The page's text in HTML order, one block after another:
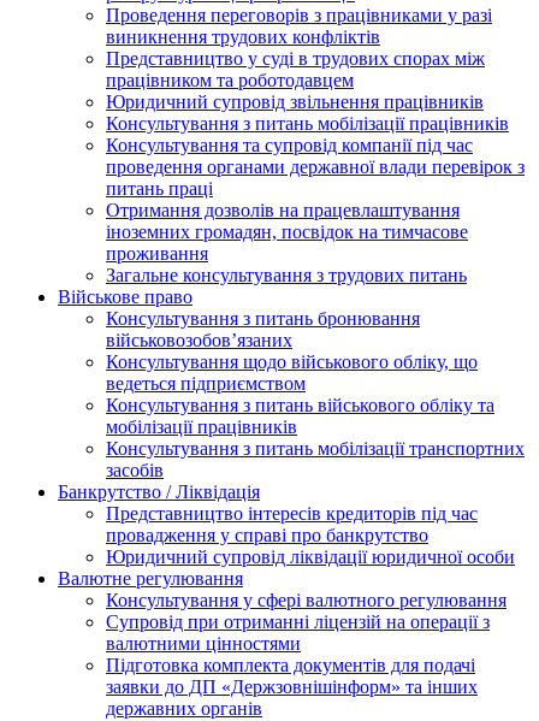
Проведення переговорів з працівниками у разі
виникнення трудових конфліктів
Представництво у суді в трудових спорах між
працівником та роботодавцем
Юридичний супровід звільнення працівників
Консультування з питань мобілізації працівників
Консультування та супровід компанії під час
проведення органами державної влади перевірок з
питань праці
Отримання дозволів на працевлаштування
іноземних громадян, посвідок на тимчасове
проживання
Загальне консультування з трудових питань
Військове право
Консультування з питань бронювання
військовозобов’язаних
Консультування щодо військового обліку, що
ведеться підприємством
Консультування з питань військового обліку та
мобілізації працівників
Консультування з питань мобілізації транспортних
засобів
Банкрутство / Ліквідація
Представництво інтересів кредиторів під час
провадження у справі про банкрутство
Юридичний супровід ліквідації юридичної особи
Валютне регулювання
Консультування у сфері валютного регулювання
Супровід при отриманні ліцензій на операції з
валютними цінностями
Підготовка комплекта документів для подачі
заявки до ДП «Держзовнішінформ» та інших
державних органів